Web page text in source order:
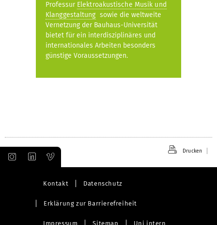
Professur Elektroakustische Musik und
Klanggestaltung sowie die weltweite
Vernetzung der Bauhaus-Universität
bietet für ein interdisziplinäres und
internationales Arbeiten besonders
günstige Voraussetzungen.
Drucken
Kontakt Datenschutz
Erklärung zur Barrierefreiheit
Impressum Sitemap Uni intern